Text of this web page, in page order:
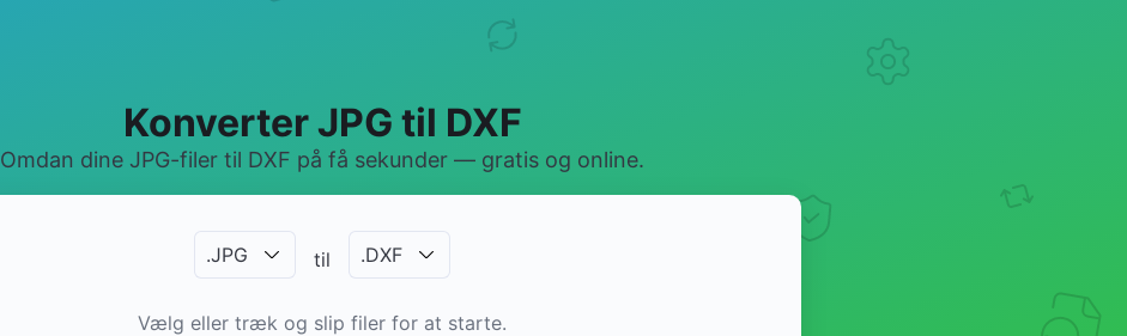
Konverter JPG til DXF
Omdan dine JPG-filer til DXF på få sekunder — gratis og online.
.JPG til .DXF
Vælg eller træk og slip filer for at starte.